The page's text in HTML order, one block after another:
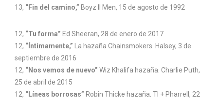
13, “Fin del camino,” Boyz II Men, 15 de agosto de 1992
12, “Tu forma” Ed Sheeran, 28 de enero de 2017
12, “Íntimamente,” La hazaña Chainsmokers. Halsey, 3 de
septiembre de 2016
12, “Nos vemos de nuevo” Wiz Khalifa hazaña. Charlie Puth,
25 de abril de 2015
12, “Líneas borrosas” Robin Thicke hazaña. TI + Pharrell, 22